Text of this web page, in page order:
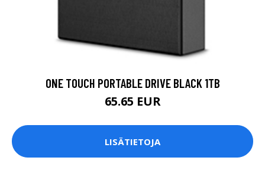
ONE TOUCH PORTABLE DRIVE BLACK 1TB
65.65 EUR
LISÄTIETOJA